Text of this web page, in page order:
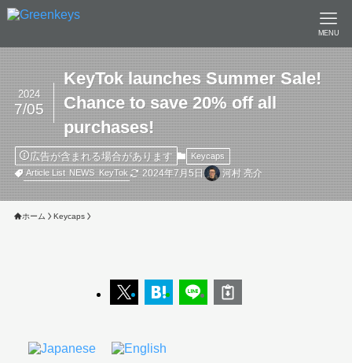
MENU
KeyTok launches Summer Sale!
Chance to save 20% off all
purchases!
2024
7/05
広告が含まれる場合があります
Keycaps
Article List
NEWS KeyTok 2024年7月5日 河村 亮介
ホーム Keycaps